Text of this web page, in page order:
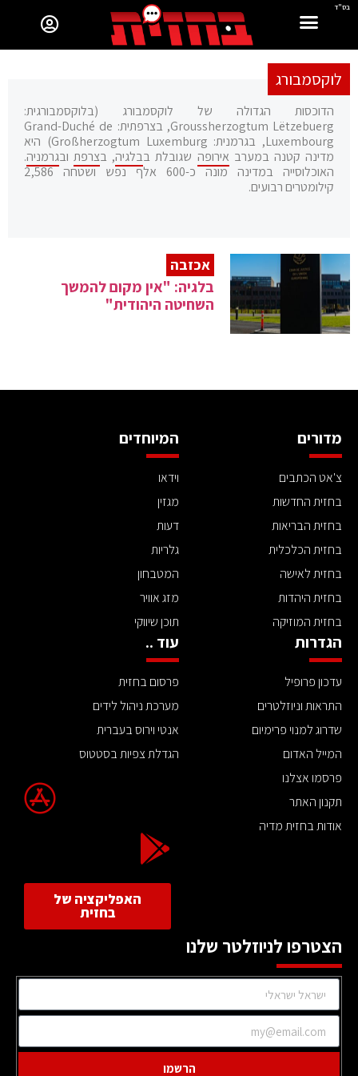
בס"ד
לוקסמבורג
הדוכסות הגדולה של לוקסמבורג (בלוקסמבורגית:
Groussherzogtum Lëtzebuerg, בצרפתית: Grand-Duché de
Luxembourg, בגרמנית: Großherzogtum Luxemburg) היא
מדינה קטנה במערב אירופה שגובלת בבלגיה, בצרפתובגרמניה.
האוכלוסייה במדינה מונה כ-600 אלף נפש ושטחה 2,586
קילומטרים רבועים.
אכזבה
בלגיה: "אין מקום להמשך
השחיטה היהודית"
מדורים
צ'אט הכתבים
בחזית החדשות
בחזית הבריאות
בחזית הכלכלית
בחזית לאישה
בחזית היהדות
בחזית המוזיקה
המיוחדים
וידאו
מגזין
דעות
גלריות
המטבחון
מזג אוויר
תוכן שיווקי
הגדרות
עדכון פרופיל
התראות וניוזלטרים
שדרוג למנוי פרימיום
המייל האדום
פרסמו אצלנו
תקנון האתר
אודות בחזית מדיה
עוד ..
פרסום בחזית
מערכת ניהול לידים
אנטי וירוס בעברית
הגדלת צפיות בסטטוס
האפליקציה של
בחזית
הצטרפו לניוזלטר שלנו
הרשמו